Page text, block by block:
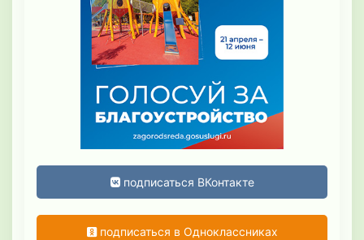
подписаться ВКонтакте
подписаться в Одноклассниках